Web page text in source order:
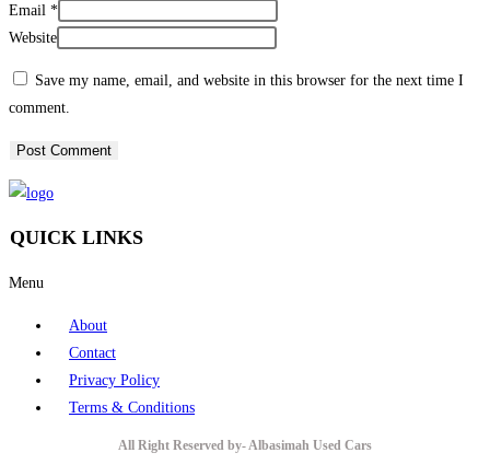
Email *
Website
Save my name, email, and website in this browser for the next time I
comment.
QUICK LINKS
Menu
About
Contact
Privacy Policy
Terms & Conditions
All Right Reserved by- Albasimah Used Cars